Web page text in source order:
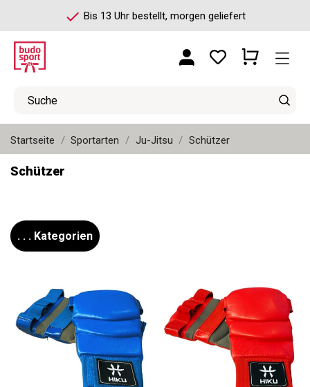
check Bis 13 Uhr bestellt, morgen geliefert
Startseite Sportarten Ju-Jitsu Schützer
Schützer
. . . Kategorien